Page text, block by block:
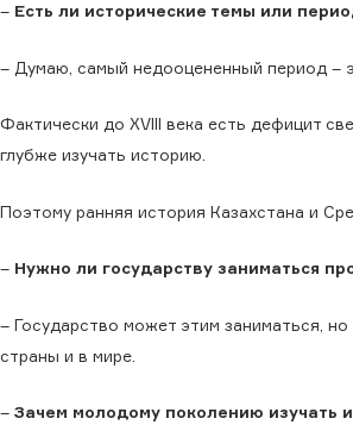
– Есть ли исторические темы или
– Думаю, самый недооцененный период –
Фактически до XVIII века есть дефицит
глубже изучать историю.
Поэтому ранняя история Казахстана и
– Нужно ли государству заниматься
– Государство может этим заниматься,
страны и в мире.
– Зачем молодому поколению изучать